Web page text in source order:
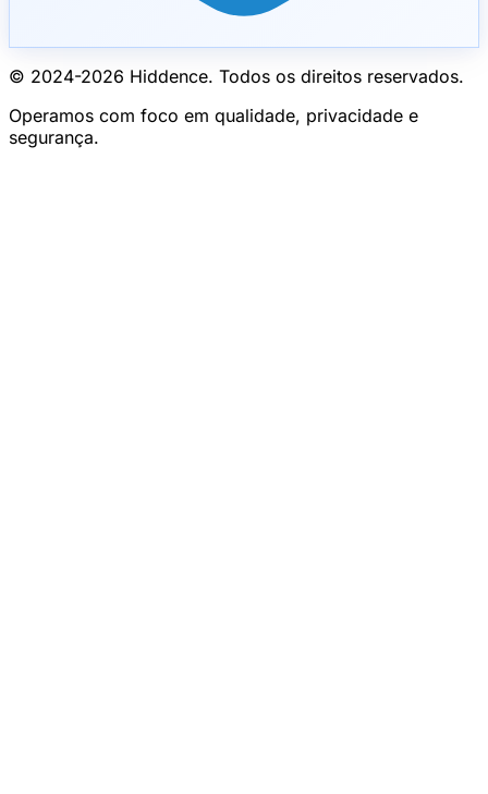
© 2024-2026 Hiddence. Todos os direitos reservados.
Operamos com foco em qualidade, privacidade e
segurança.